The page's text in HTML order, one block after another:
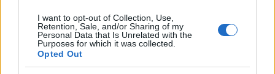
I want to opt-out of Collection, Use,
Retention, Sale, and/or Sharing of my
Personal Data that Is Unrelated with the
Purposes for which it was collected.
Opted Out
Υποβολή σχολίου
Όροι Χρήσης